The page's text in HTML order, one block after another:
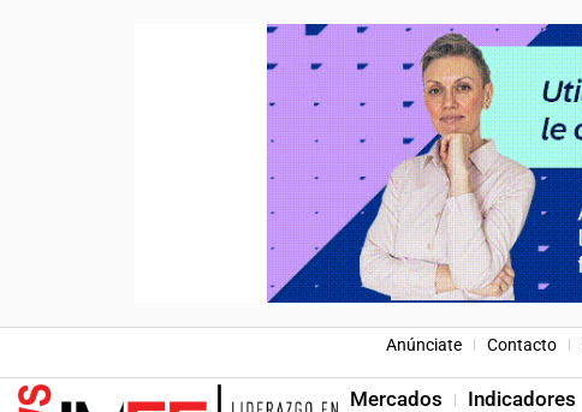
Anúnciate Contacto
Mercados Indicadores